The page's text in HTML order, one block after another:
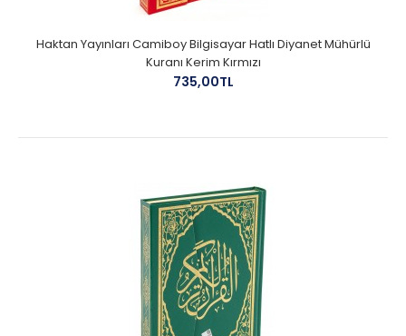
Haktan Yayınları Camiboy Bilgisayar Hatlı Diyanet Mühürlü
Kuranı Kerim Kırmızı
735,00TL